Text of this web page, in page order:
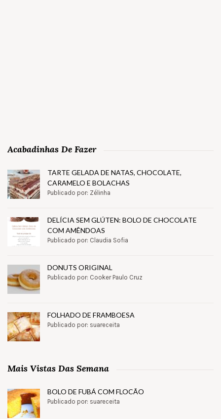
Acabadinhas De Fazer
TARTE GELADA DE NATAS, CHOCOLATE,
CARAMELO E BOLACHAS
Publicado por: Zélinha
DELÍCIA SEM GLÚTEN: BOLO DE CHOCOLATE
COM AMÊNDOAS
Publicado por: Claudia Sofia
DONUTS ORIGINAL
Publicado por: Cooker Paulo Cruz
FOLHADO DE FRAMBOESA
Publicado por: suareceita
Mais Vistas Das Semana
BOLO DE FUBÁ COM FLOCÃO
Publicado por: suareceita